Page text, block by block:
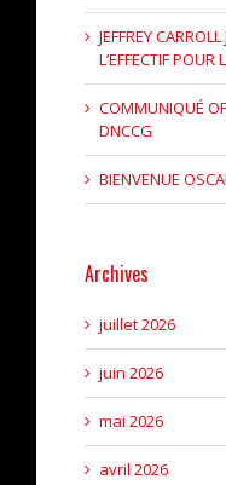
JEFFREY
L’EFFECTIF
COMMUNIQUÉ
DNCCG
BIENVENUE
Archives
juillet 2026
juin 2026
mai 2026
avril 2026